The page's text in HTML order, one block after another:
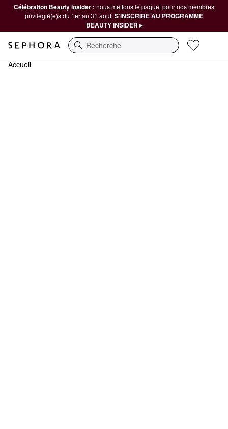
Célébration Beauty Insider : nous mettons le paquet pour nos membres
privilégié(e)s du 1er au 31 août. S’INSCRIRE AU PROGRAMME
BEAUTY INSIDER ▸
Recherche
Accueil